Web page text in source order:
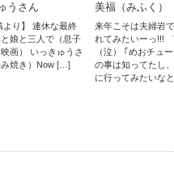
うさん
より】 連休な最終
娘と三人で（息子
画） いっきゅうさ
み焼き）Now […]
美福（みふく）
来年こそは夫婦岩
れてみたいーっ!!!
（泣） ｢めおチュ
の事は知ってたし
に行ってみたいな